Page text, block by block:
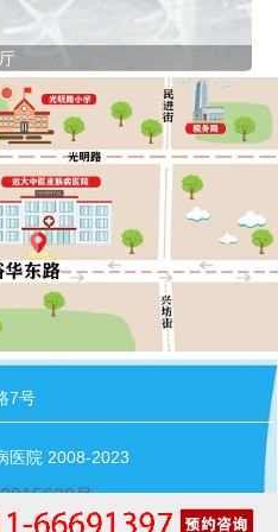
7号
医院 2008-2023
号